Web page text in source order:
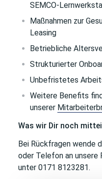
SEMCO-
Maßnahmen zur
Leasing
Betriebliche
Strukturierter
Unbefristetes
Weitere Benefits
unserer
Was wir Dir noch
Bei Rückfragen wende
oder Telefon an unsere
unter 0171 8123281.